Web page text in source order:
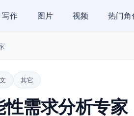
写作 图片 视频 热门角
其它
性需求分析专家